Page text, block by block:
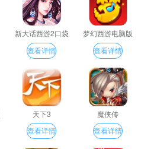
新大话西游2口袋
版
查看详情
梦幻西游电脑版
查看详情
天下3
查看详情
魔侠传
查看详情